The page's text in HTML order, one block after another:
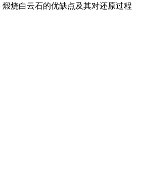
烧白云石的优缺点及其对还原过程